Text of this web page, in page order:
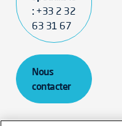
: +33 2 32
63 31 67
Nous
contacter